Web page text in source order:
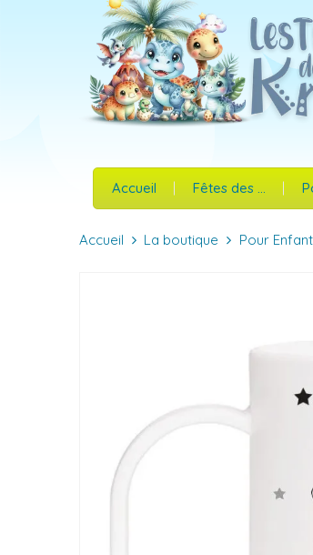
Accueil Fêtes des ...
Accueil La boutique Pour Enfant